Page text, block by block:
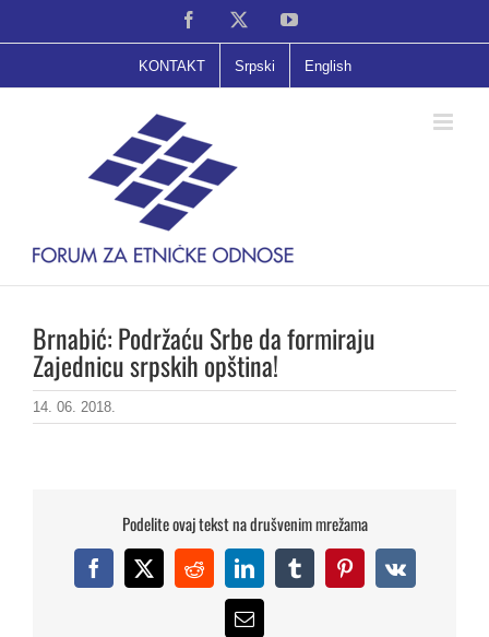
Facebook YouTube
KONTAKT Srpski English
Brnabić: Podržaću Srbe da formiraju
Zajednicu srpskih opština!
14. 06. 2018.
Podelite ovaj tekst na drušvenim mrežama
Facebook
X RedditLinkedInTumblrPinterest
Vk
Email